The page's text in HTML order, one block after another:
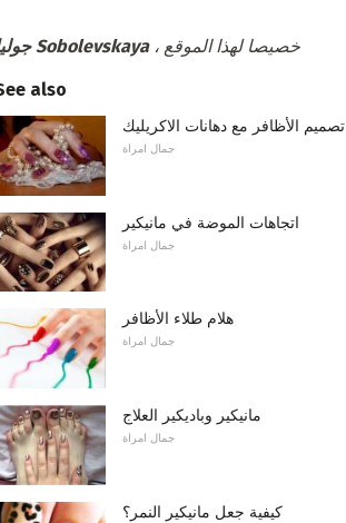
جوليا Sobolevskaya ، خصيصا لهذا الموقع
also
تصميم الأظافر مع دهانات الاكريليك
جمال امراة
اتجاهات الموضة في مانيكير
جمال امراة
هلام طلاء الأظافر
جمال امراة
مانيكير وباديكير العلاج
جمال امراة
كيفية جعل مانيكير النمر؟